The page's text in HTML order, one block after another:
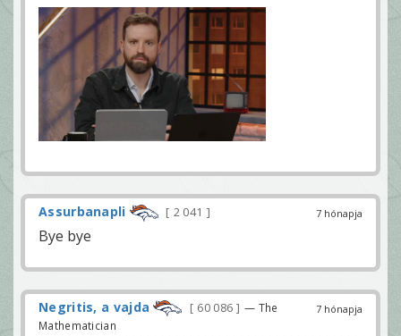
7 hónapja
Assurbanapli 2 041
Bye bye
7 hónapja
Negritis, a vajda 60 086
— The
Mathematician